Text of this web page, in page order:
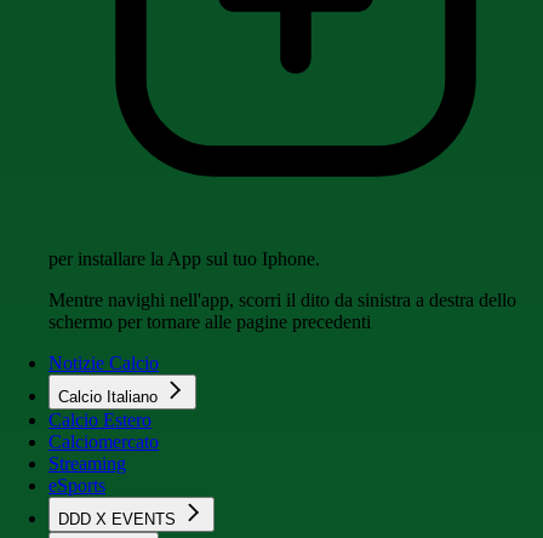
per installare la App sul tuo Iphone.
Mentre navighi nell'app, scorri il dito da sinistra a destra dello
schermo per tornare alle pagine precedenti
Notizie Calcio
Calcio Italiano
Calcio Estero
Calciomercato
Streaming
eSports
DDD X EVENTS